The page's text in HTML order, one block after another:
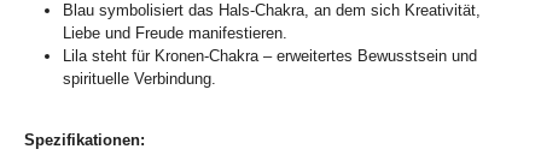
Blau symbolisiert das Hals-Chakra, an dem sich Kreativität,
Liebe und Freude manifestieren.
Lila steht für Kronen-Chakra – erweitertes Bewusstsein und
spirituelle Verbindung.
Spezifikationen: